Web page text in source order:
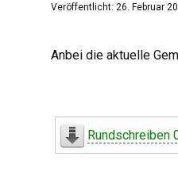
Veröffentlicht: 26. Februar
Anbei die aktuelle
Rundschreiben